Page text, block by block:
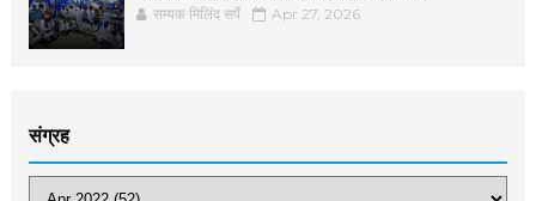
सम्यक मिलिंद सर्पे Apr 27, 2026
संग्रह